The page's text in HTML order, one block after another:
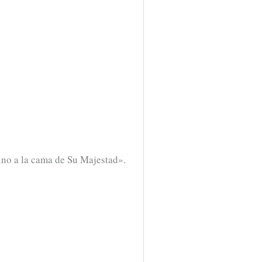
a la cama de Su Majestad».